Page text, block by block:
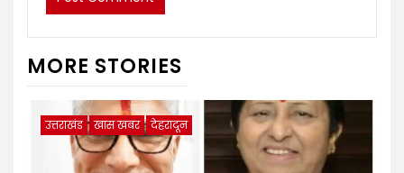
MORE STORIES
उत्तराखंड खास खबर देहरादून